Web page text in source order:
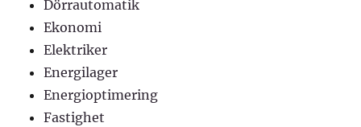
Dörrautomatik
Ekonomi
Elektriker
Energilager
Energioptimering
Fastighet